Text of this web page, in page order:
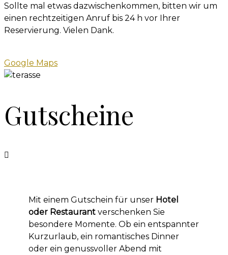
Sollte mal etwas dazwischenkommen, bitten wir um
einen rechtzeitigen Anruf bis 24 h vor Ihrer
Reservierung. Vielen Dank.
Google Maps
Gutscheine
Mit einem Gutschein für unser Hotel
oder Restaurant verschenken Sie
besondere Momente. Ob ein entspannter
Kurzurlaub, ein romantisches Dinner
oder ein genussvoller Abend mit